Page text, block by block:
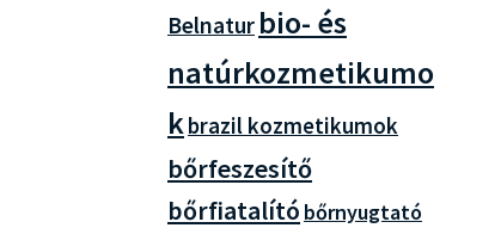
Belnatur bio- és
natúrkozmetikumo
kbrazil kozmetikumok
bőrfeszesítő
bőrfiatalító bőrnyugtató